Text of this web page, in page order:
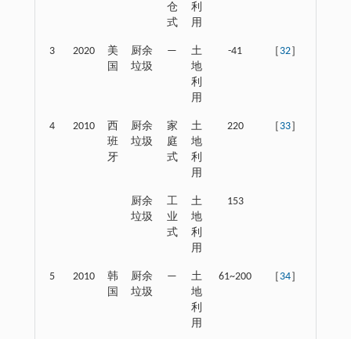
仓
式
利
用
3 2020
美
国
厨余
垃圾
—
土
地
利
用
-41 32］
4 2010
西
班
牙
厨余
垃圾
家
庭
式
土
地
利
用
220 33］
厨余
垃圾
工
业
式
土
地
利
用
153
5 2010
韩
国
厨余
垃圾
—
土
地
利
用
61~200 34］